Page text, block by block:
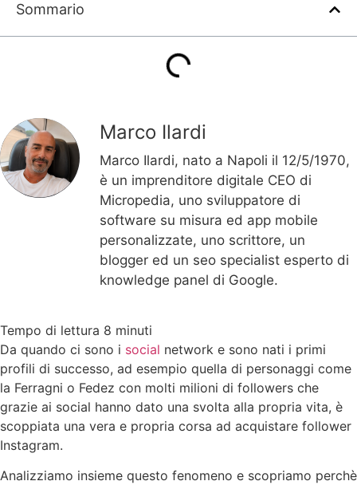
Sommario
Marco Ilardi
Marco Ilardi, nato a Napoli il 12/5/1970,
è un imprenditore digitale CEO di
Micropedia, uno sviluppatore di
software su misura ed app mobile
personalizzate, uno scrittore, un
blogger ed un seo specialist esperto di
knowledge panel di Google.
Da quando ci sono i social network e sono nati i primi
profili di successo, ad esempio quella di personaggi come
la Ferragni o Fedez con molti milioni di followers che
grazie ai social hanno dato una svolta alla propria vita, è
scoppiata una vera e propria corsa ad acquistare follower
Instagram.
Analizziamo insieme questo fenomeno e scopriamo perchè